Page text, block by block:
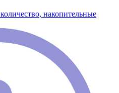
накопительные